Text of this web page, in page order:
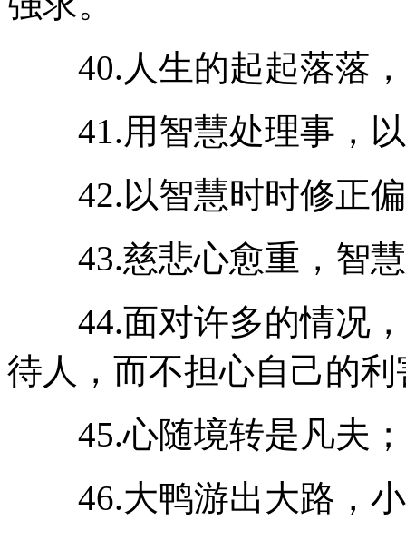
40.人生的起起落落，
41.用智慧处理事，以
42.以智慧时时修正偏
43.慈悲心愈重，智慧
44.面对许多的情况，
待人，而不担心自己的
45.心随境转是凡夫；
46.大鸭游出大路，小